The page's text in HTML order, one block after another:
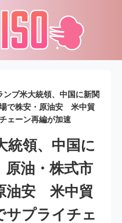
ンプ米大統領、中国に新関
で株安・原油安 米中貿
ェーン再編が加速
統領、中国に
油・株式市
油安 米中貿
サプライチェ